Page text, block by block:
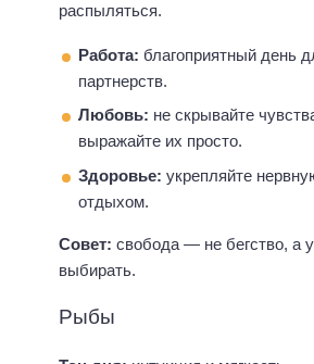
распыляться.
Работа: благоприятный день
партнерств.
Любовь: не скрывайте
выражайте их просто.
Здоровье: укрепляйте
отдыхом.
Совет: свобода — не бегство, а
выбирать.
Рыбы